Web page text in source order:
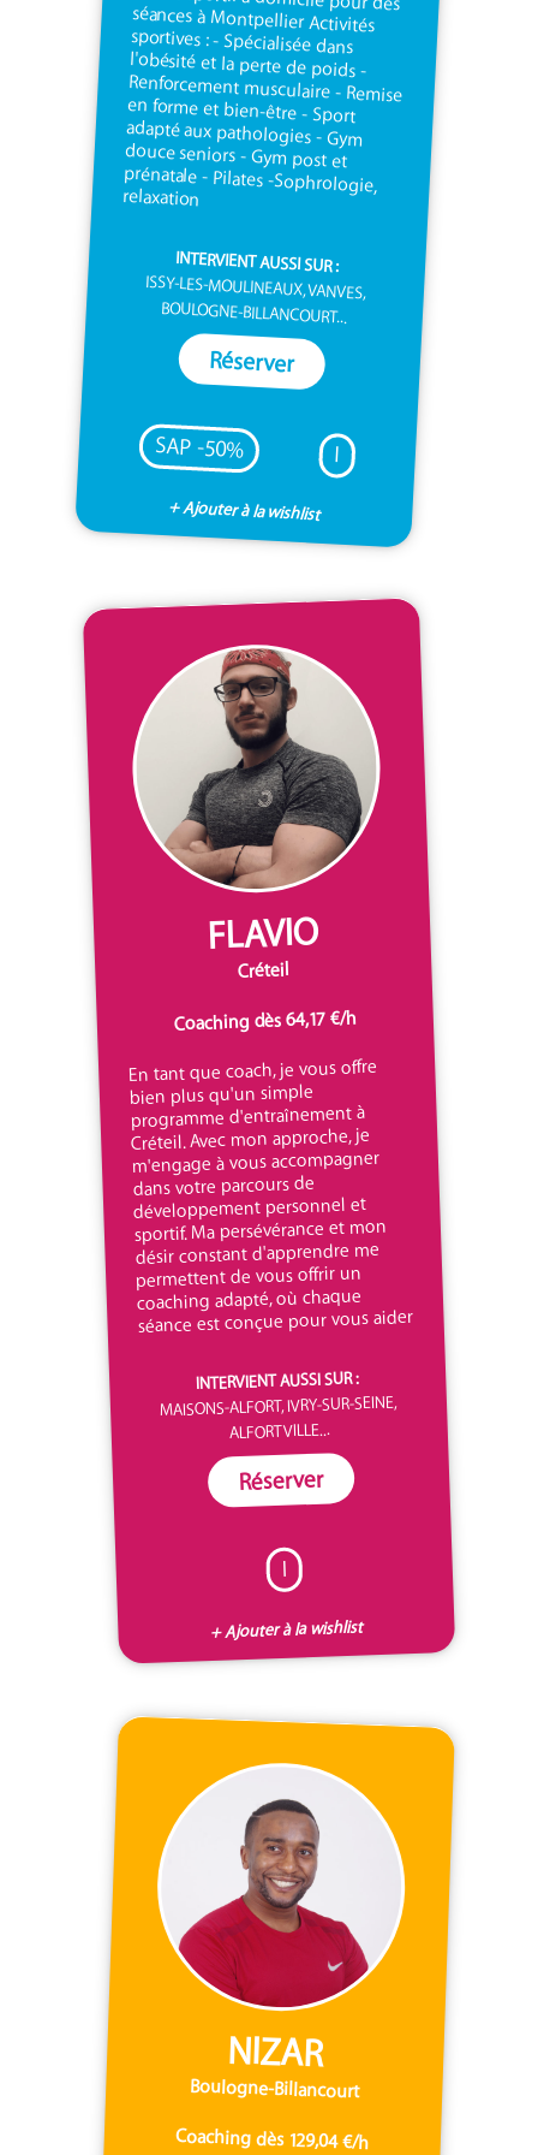
relaxation
INTERVIENT AUSSI SUR :
ISSY-LES-MOULINEAUX, VANVES,
BOULOGNE-BILLANCOURT...
Réserver
SAP -50% I
+ Ajouter à la wishlist
FLAVIO
Créteil
Coaching dès 64,17 €/h
En tant que coach, je vous offre
bien plus qu'un simple
programme d'entraînement à
Créteil. Avec mon approche, je
m'engage à vous accompagner
dans votre parcours de
développement personnel et
sportif. Ma persévérance et mon
désir constant d'apprendre me
permettent de vous offrir un
coaching adapté, où chaque
séance est conçue pour vous aider
INTERVIENT AUSSI SUR :
MAISONS-ALFORT, IVRY-SUR-SEINE,
ALFORTVILLE...
Réserver
I
+ Ajouter à la wishlist
NIZAR
Boulogne-Billancourt
Coaching dès 129,04 €/h